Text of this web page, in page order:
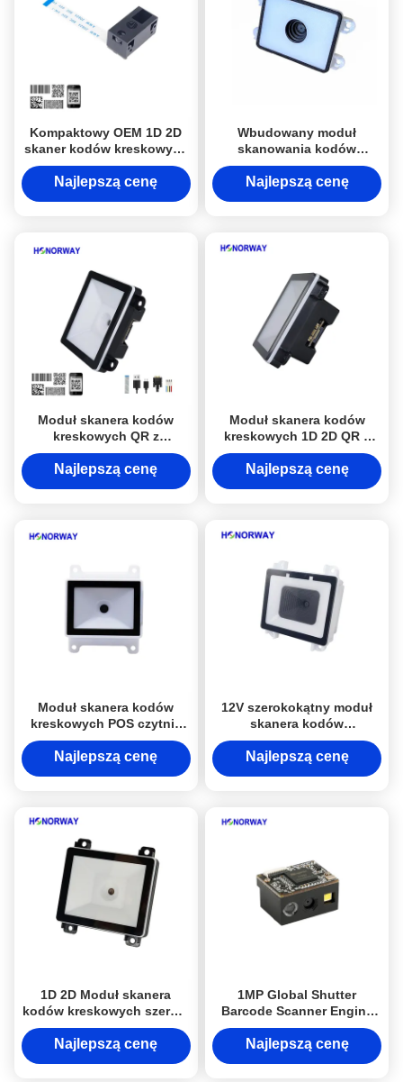
Kompaktowy OEM 1D 2D
skaner kodów kreskowych
Motor czytnika kodów QR
Moduł 0.3MP Piksele
Najlepszą cenę
Wbudowany moduł
skanowania kodów
kreskowych 2D Moduł
czytnika kodów QR dla
Najlepszą cenę
Moduł skanera kodów
kreskowych QR z
mocowaniem stałym,
aktywne skanowanie do
Najlepszą cenę
Moduł skanera kodów
kreskowych 1D 2D QR z
automatycznym
wykrywaniem i interfejsem
RS232 UART do kiosków
Najlepszą cenę
Moduł skanera kodów
kreskowych POS czytnik
kodów QR dla kiosków
samoobsługowych /
Najlepszą cenę
12V szerokokątny moduł
skanera kodów
kreskowych z interfejsem
Wiegand RS485
Najlepszą cenę
1D 2D Moduł skanera
kodów kreskowych szeroki
kąt bliski zakres odczytu
dla kontroli dostępu do
Najlepszą cenę
1MP Global Shutter
Barcode Scanner Engine
Wbudowany 1D 2D QR
Barcode Reader Module
Najlepszą cenę